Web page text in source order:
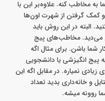
می‌تونه کمک زیادی
مخاطب کنه. علاوه‌بر این با
کمک گرفتن از شهرت اون‌ها
البته در این روش باید
می‌دید. مخاطب‌های پیج
شما باشن. برای مثال اگه
پیج انگیزشی یا دانشجویی
نمیاره. در مقابل اگه این